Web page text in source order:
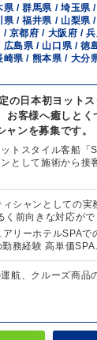
/ 群馬県 / 埼玉県
/ 福井県 / 山梨県
京都府 / 大阪府 /
島県 / 山口県 / 徳
県 / 熊本県 / 大分
の日本初ヨットス
お客様へ癒しと
ャンを募集です。
トスタイル客船「
として施術から接
ィシャンとしての実
く前向きな対応が
アリーホテルSPAで
勤務経験 高単価
航、クルーズ商品